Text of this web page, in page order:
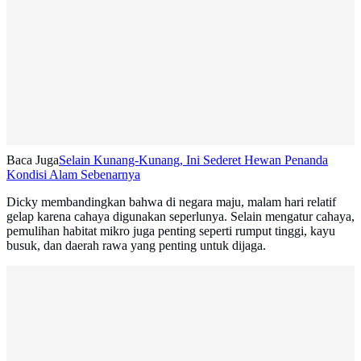
Baca JugaSelain Kunang-Kunang, Ini Sederet Hewan Penanda
Kondisi Alam Sebenarnya
Dicky membandingkan bahwa di negara maju, malam hari relatif
gelap karena cahaya digunakan seperlunya. Selain mengatur cahaya,
pemulihan habitat mikro juga penting seperti rumput tinggi, kayu
busuk, dan daerah rawa yang penting untuk dijaga.